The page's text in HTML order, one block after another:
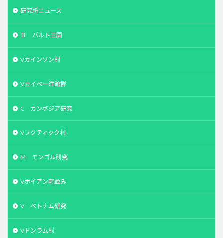
研究所ニュース
Ｂ バルト三国
Vカインソン村
Vカイベー洋館群
C カンボジア研究
Vフクティック村
M モンゴル研究
Vホイアン町並み
V ベトナム研究
Vドンラム村